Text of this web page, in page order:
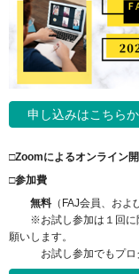
申し込みはこちら
□Zoomによるオンライン
□参加費
無料 （FAJ会員、お
※お試し参加は１回に限
願いします。
お試し参加でもプログ